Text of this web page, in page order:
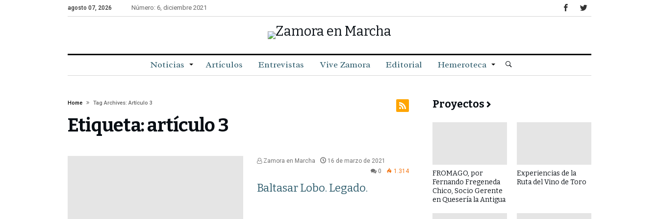
agosto 07, 2026 Número: 6, diciembre 2021
Noticias Artículos Entrevistas Vive Zamora Editorial Hemeroteca
Home Tag Archives: Artículo 3
Etiqueta:artículo 3
Zamora en Marcha
16 de marzo de 2021
0
1.314
Baltasar Lobo. Legado.
Proyectos
FROMAGO, por
Fernando Fregeneda
Chico, Socio Gerente
en Quesería la Antigua
Experiencias de la
Ruta del Vino de Toro